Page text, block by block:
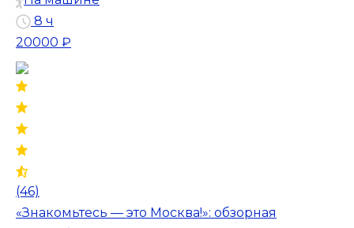
8 ч
20000 ₽
(46)
«Знакомьтесь — это Москва!»: обзорная